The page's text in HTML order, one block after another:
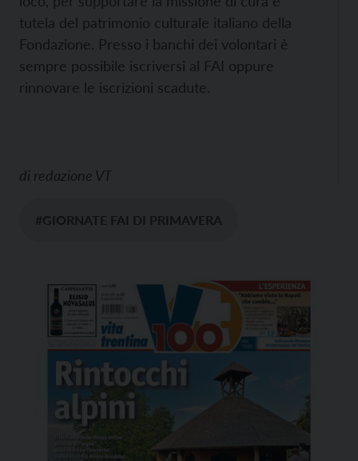
tutela del patrimonio culturale italiano della
Fondazione. Presso i banchi dei volontari è
sempre possibile iscriversi al FAI oppure
rinnovare le iscrizioni scadute.
di redazione VT
#GIORNATE FAI DI PRIMAVERA